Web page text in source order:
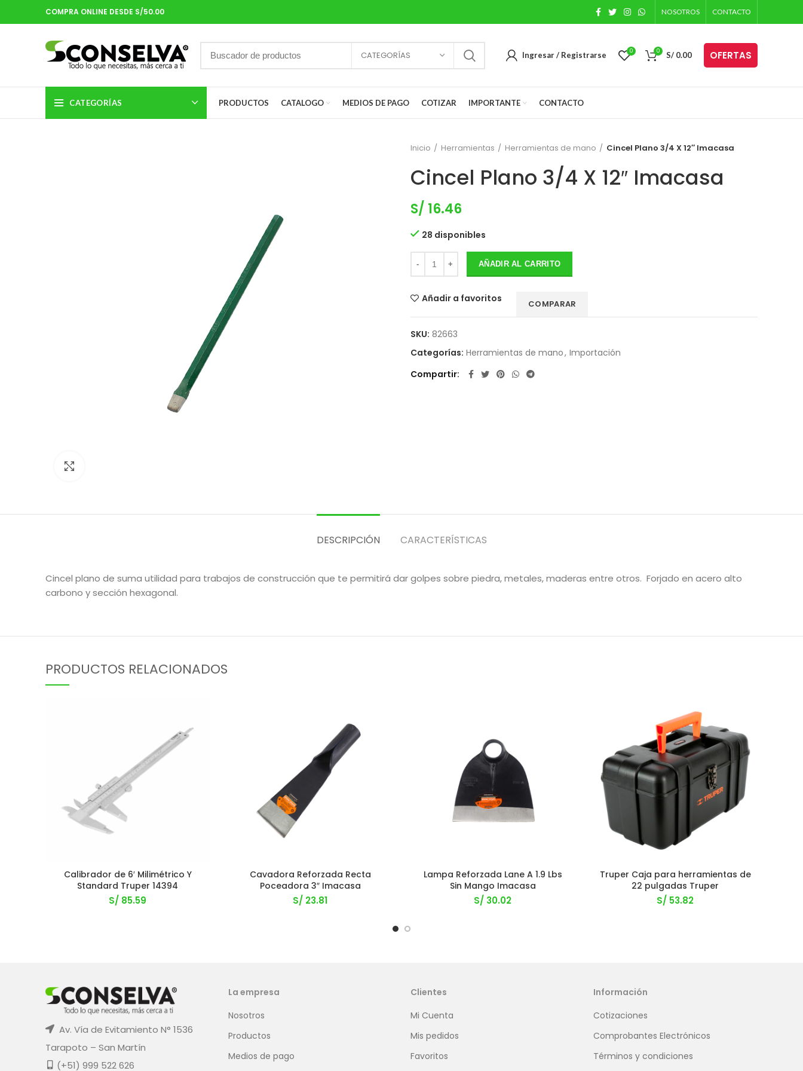
COMPRA ONLINE DESDE S/50.00 NOSOTROS CONTACTO
CATEGORÍAS Ingresar / Registrarse 0 0 S/ 0.00 OFERTAS
CATEGORÍAS PRODUCTOS CATALOGO MEDIOS DE PAGO COTIZAR IMPORTANTE CONTACTO
Inicio Herramientas Herramientas de mano Cincel Plano 3/4 X 12″ Imacasa
Cincel Plano 3/4 X 12″ Imacasa
S/ 16.46
28 disponibles
AÑADIR AL CARRITO
Añadir a favoritos COMPARAR
SKU: 82663
Categorías: Herramientas de mano, Importación
Compartir
DESCRIPCIÓN CARACTERÍSTICAS
Cincel plano de suma utilidad para trabajos de construcción que te permitirá dar golpes sobre piedra, metales, maderas entre otros. Forjado en acero alto
carbono y sección hexagonal.
PRODUCTOS RELACIONADOS
Calibrador de 6′ Milimétrico Y
Standard Truper 14394
S/ 85.59
Cavadora Reforzada Recta
Poceadora 3″ Imacasa
S/ 23.81
Lampa Reforzada Lane A 1.9 Lbs
Sin Mango Imacasa
S/ 30.02
Truper Caja para herramientas de
22 pulgadas Truper
S/ 53.82
Av. Vía de Evitamiento N° 1536
Tarapoto – San Martín
(+51) 999 522 626
La empresa
Nosotros
Productos
Medios de pago
Clientes
Mi Cuenta
Mis pedidos
Favoritos
Información
Cotizaciones
Comprobantes Electrónicos
Términos y condiciones